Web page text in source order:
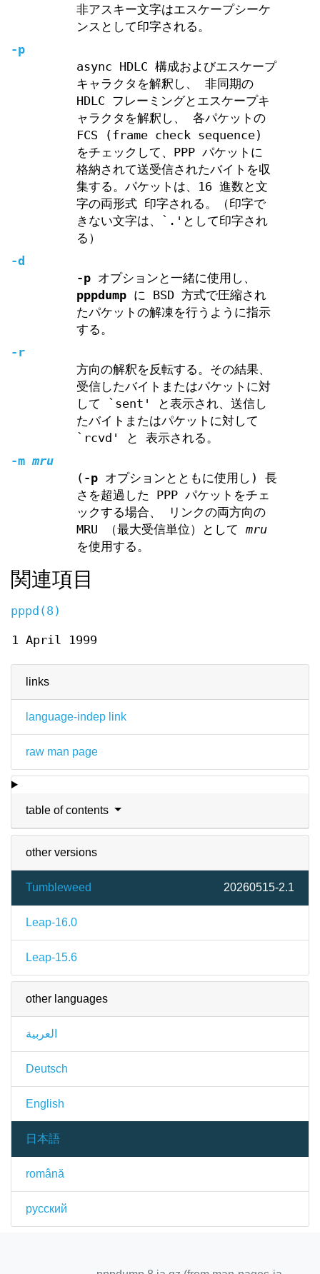
links
language-indep link
raw man page
table of contents
other versions
Tumbleweed 20260515-2.1
Leap-16.0
Leap-15.6
other languages
العربية
Deutsch
English
日本語
română
русский
非アスキー文字はエスケープシーケ
ンスとして印字される。
-p
async HDLC 構成およびエスケープ
キャラクタを解釈し、 非同期の
HDLC フレーミングとエスケープキ
ャラクタを解釈し、 各パケットの
FCS (frame check sequence)
をチェックして、PPP パケットに
格納されて送受信されたバイトを収
集する。パケットは、16 進数と文
字の両形式 印字される。（印字で
きない文字は、`.'として印字され
る）
-d
-pオプションと一緒に使用し、
pppdumpに BSD 方式で圧縮され
たパケットの解凍を行うように指示
する。
-r
方向の解釈を反転する。その結果、
受信したバイトまたはパケットに対
して `sent' と表示され、送信し
たバイトまたはパケットに対して
`rcvd' と 表示される。
-mmru
( -pオプションとともに使用し) 長
さを超過した PPP パケットをチェ
ックする場合、 リンクの両方向の
MRU （最大受信単位）として mru
を使用する。
関連項目
pppd(8)
1 April 1999